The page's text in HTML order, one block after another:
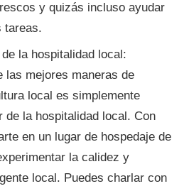
y quizás incluso ayudar
tareas.
la hospitalidad local:
las mejores maneras de
local es simplemente
de la hospitalidad local. Con
en un lugar de hospedaje de
la calidez y
local. Puedes charlar con